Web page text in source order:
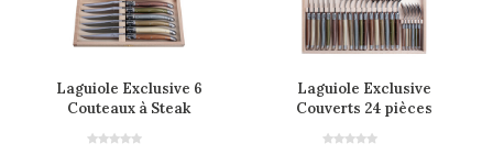
Laguiole Exclusive 6
Couteaux à Steak
Laguiole Exclusive
Couverts 24 pièces